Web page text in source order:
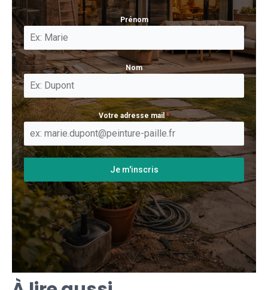
Prénom
Nom
Votre adresse mail*
Je m'inscris